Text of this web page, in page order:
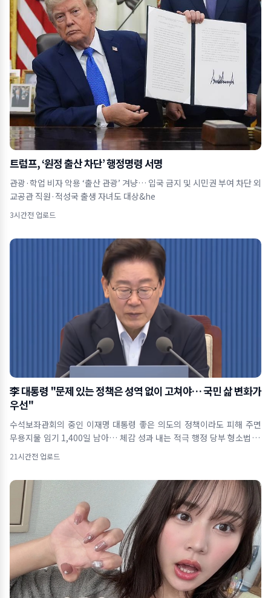
트럼프, ‘원정 출산 차단’ 행정명령 서명
관광·학업 비자 악용 ‘출산 관광’ 겨냥… 입국 금지 및 시민권 부여 차단 외
교공관 직원·적성국 출생 자녀도 대상&he
3시간전 업로드
李 대통령 "문제 있는 정책은 성역 없이 고쳐야… 국민 삶 변화가
우선"
수석보좌관회의 중인 이재명 대통령 좋은 의도의 정책이라도 피해 주면
무용지물 임기 1,400일 남아… 체감 성과 내는 적극 행정 당부 형소법 개
정&midd
21시간전 업로드